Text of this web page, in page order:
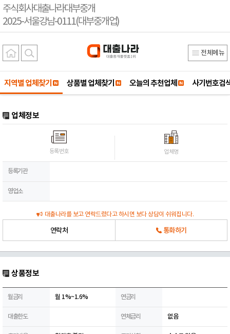
주식회사대출나라대부중개
2025-서울강남-0111(대부중개업)
전체메뉴
지역별 업체찾기 상품별 업체찾기 오늘의 추천업체 사기번호검
업체정보
등록번호 업체명
등록기관
영업소
대출나라를 보고 연락드렸다고 하시면 보다 상담이 쉬워집니다.
연락처 통화하기
상품정보
월금리 월 1%~1.6% 연금리
대출한도 연체금리 없음